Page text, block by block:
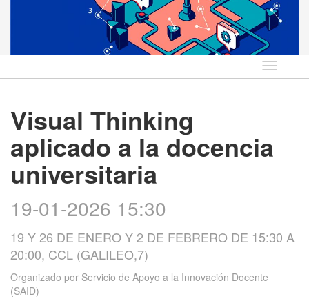
Idioma
Visual Thinking
aplicado a la docencia
universitaria
19-01-2026 15:30
19 Y 26 DE ENERO Y 2 DE FEBRERO DE 15:30 A
20:00, CCL (GALILEO,7)
Organizado por Servicio de Apoyo a la Innovación Docente
(SAID)